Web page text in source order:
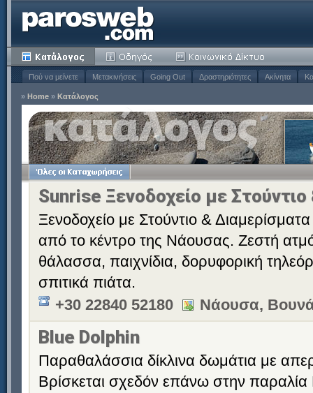
Πού να μείνετε Μετακινήσεις Going Out Δραστηριότητες Ακίνητα
» Home » Κατάλογος
Sunrise Ξενοδοχείο με
Ξενοδοχείο με Στούντιο &
από το κέντρο της Νάουσας. Ζεστή
θάλασσα, παιχνίδια, δορυφορική
σπιτικά πιάτα.
+30 22840 52180
Νάουσα,
Blue Dolphin
Παραθαλάσσια δίκλινα δωμάτια με
Βρίσκεται σχεδόν επάνω στην